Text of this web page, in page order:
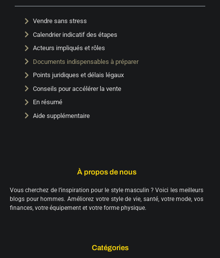
Vendre sans stress
Calendrier indicatif des étapes
Acteurs impliqués et rôles
Documents indispensables à préparer
Points juridiques et délais légaux
Conseils pour accélérer la vente
En résumé
Aide supplémentaire
À propos de nous
Vous cherchez de l’inspiration pour le style masculin ? Voici les meilleurs
blogs pour hommes. Améliorez votre style de vie, santé, votre mode, vos
finances, votre équipement et votre forme physique.
Catégories